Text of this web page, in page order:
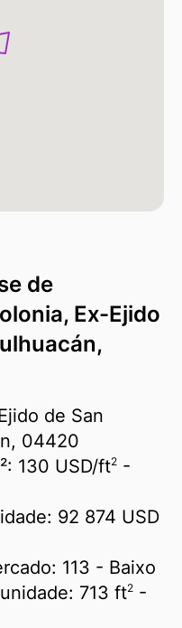
de
Ex-Ejido
de San
04420
130 USD/ft2 -
92 874 USD
113 - Baixo
713 ft2 -